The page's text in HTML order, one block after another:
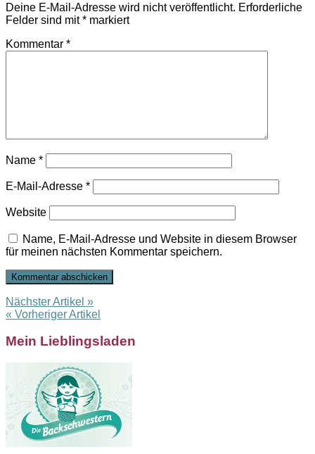
Deine E-Mail-Adresse wird nicht veröffentlicht. Erforderliche
Felder sind mit* markiert
Kommentar *
Name *
E-Mail-Adresse *
Website
Name, E-Mail-Adresse und Website in diesem Browser
für meinen nächsten Kommentar speichern.
Nächster Artikel »
« Vorheriger Artikel
Mein Lieblingsladen